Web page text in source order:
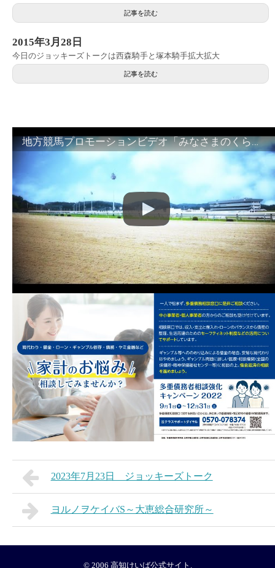
記事を読む
2015年3月28日
今日のジョッキーズトークは西森騎手と塚本騎手拡大拡大
記事を読む
地方競馬プロモーションビデオ「みなさまのくらしのために」30秒篇｜NAR公式
2023年7月23日 ジョッキーズトーク
ヨルノヲケイバS～大恵総合研究所～
© 2006 高知けいば公式サイト .